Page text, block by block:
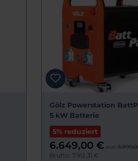
Gölz Powerstation
5 kW Batterie
5% reduziert
6.649,00 € war:
Brutto: 7.912,31 €